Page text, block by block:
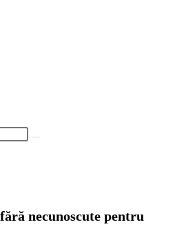
necunoscute pentru